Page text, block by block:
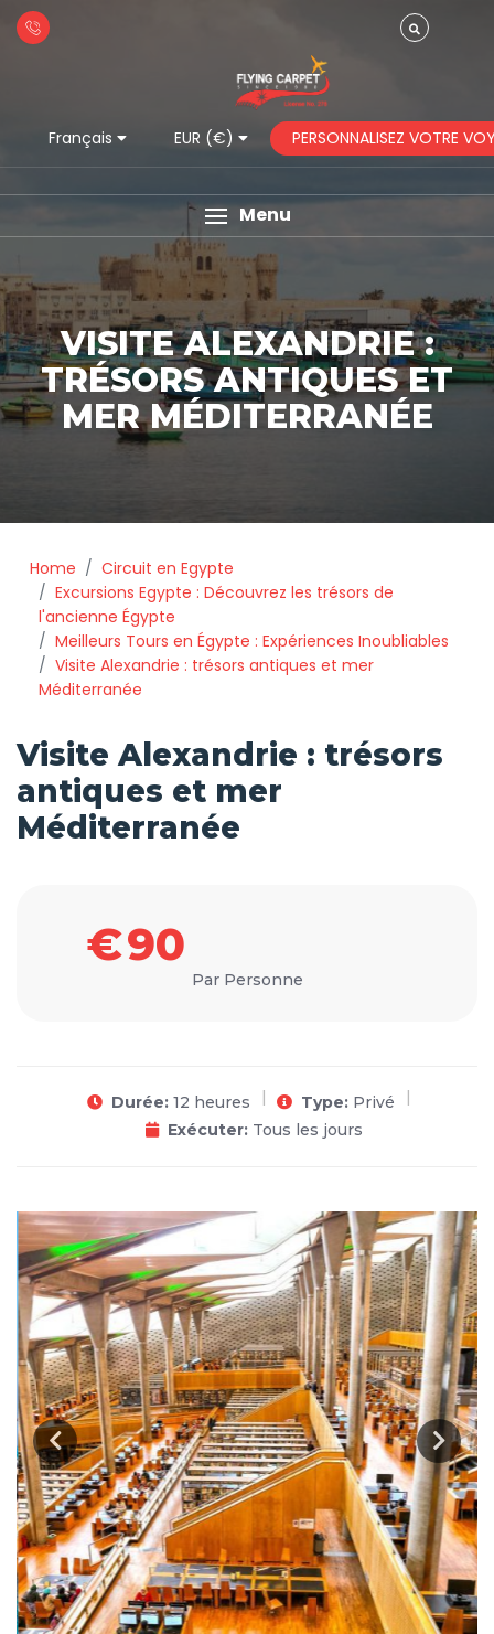
Français EUR (€) PERSONNALISEZ VOTRE
Menu
VISITE ALEXANDRIE :
TRÉSORS ANTIQUES ET
MER MÉDITERRANÉE
Home
Circuit en Egypte
Excursions Egypte : Découvrez les trésors de
l'ancienne Égypte
Meilleurs Tours en Égypte : Expériences Inoubliables
Visite Alexandrie : trésors antiques et mer
Méditerranée
Visite Alexandrie : trésors
antiques et mer
Méditerranée
€90
Par Personne
Durée: 12 heures Type: Privé
Exécuter: Tous les jours